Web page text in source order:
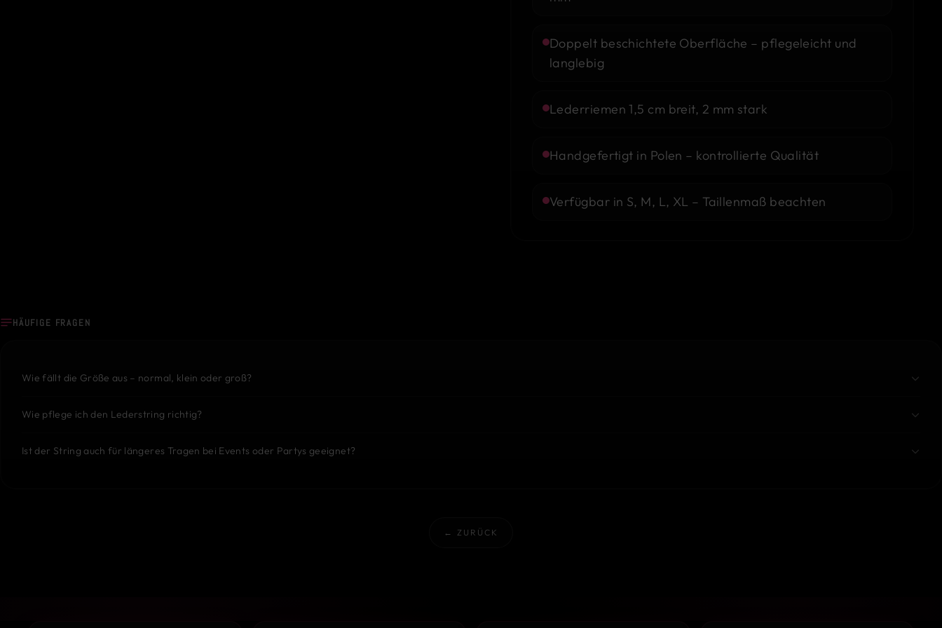
Doppelt beschichtete Oberfläche – pflegeleicht und
langlebig
Lederriemen 1,5 cm breit, 2 mm stark
Handgefertigt in Polen – kontrollierte Qualität
Verfügbar in S, M, L, XL – Taillenmaß beachten
HÄUFIGE FRAGEN
Wie fällt die Größe aus – normal, klein oder groß?
Wie pflege ich den Lederstring richtig?
Ist der String auch für längeres Tragen bei Events oder Partys geeignet?
← ZURÜCK